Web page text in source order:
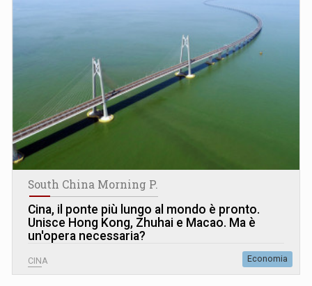
South China Morning P.
Cina, il ponte più lungo al mondo è pronto.
Unisce Hong Kong, Zhuhai e Macao. Ma è
un'opera necessaria?
CINA Economia